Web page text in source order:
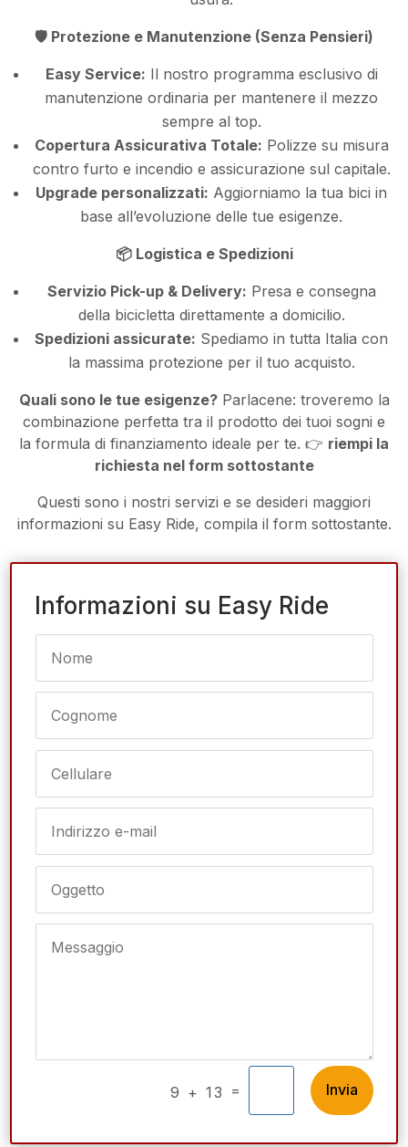
🛡️ Protezione e Manutenzione (Senza Pensieri)
Easy Service: Il nostro programma esclusivo di
manutenzione ordinaria per mantenere il mezzo
sempre al top.
Copertura Assicurativa Totale: Polizze su misura
contro furto e incendio e assicurazione sul capitale.
Upgrade personalizzati: Aggiorniamo la tua bici in
base all’evoluzione delle tue esigenze.
📦 Logistica e Spedizioni
Servizio Pick-up & Delivery: Presa e consegna
della bicicletta direttamente a domicilio.
Spedizioni assicurate: Spediamo in tutta Italia con
la massima protezione per il tuo acquisto.
Quali sono le tue esigenze?Parlacene: troveremo la
combinazione perfetta tra il prodotto dei tuoi sogni e
la formula di finanziamento ideale per te. 👉 riempi la
richiesta nel form sottostante
Questi sono i nostri servizi e se desideri maggiori
informazioni su Easy Ride, compila il form sottostante.
Informazioni su Easy Ride
9 + 13 = Invia